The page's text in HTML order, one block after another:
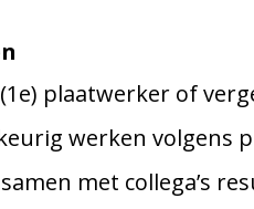
plaatwerker of
werken volgens
met collega’s